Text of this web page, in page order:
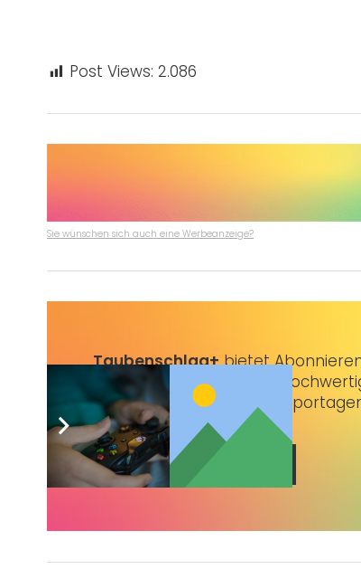
Post Views: 2.086
Sie wünschen sich auch eine Werbeanzeige?
Taubenschlag+bietet
3 € im Monat kannst du
erstklassige Artikel und
Jetzt abonnieren